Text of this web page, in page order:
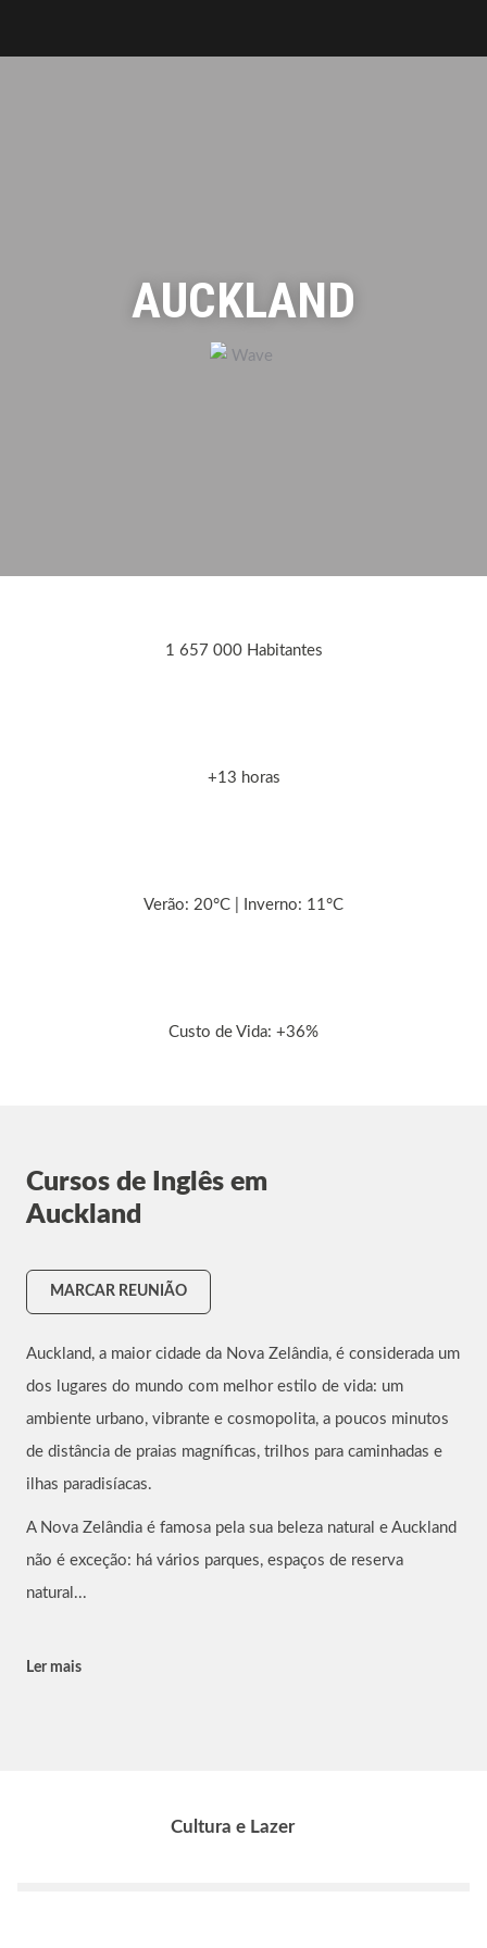
AUCKLAND
1 657 000 Habitantes
+13 horas
Verão: 20°C | Inverno: 11°C
Custo de Vida: +36%
Cursos de Inglês em
Auckland
MARCAR REUNIÃO
Auckland, a maior cidade da Nova Zelândia, é considerada um
dos lugares do mundo com melhor estilo de vida: um
ambiente urbano, vibrante e cosmopolita, a poucos minutos
de distância de praias magníficas, trilhos para caminhadas e
ilhas paradisíacas.
A Nova Zelândia é famosa pela sua beleza natural e Auckland
não é exceção: há vários parques, espaços de reserva
natural...
Ler mais
Cultura e Lazer